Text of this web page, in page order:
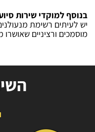
בנוסף למוקדי שירות
יש לעיתים רשימת
מוסמכים ורציניים